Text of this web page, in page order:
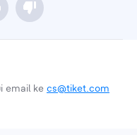
email ke cs@tiket.com